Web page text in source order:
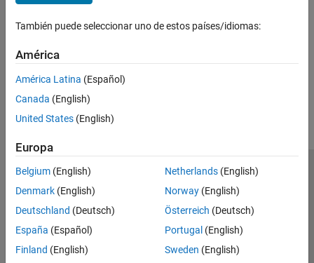
También puede seleccionar uno de estos países/idiomas:
América
América Latina (Español)
Canada (English)
United States (English)
Europa
Belgium (English)
Denmark (English)
Deutschland (Deutsch)
España (Español)
Finland (English)
Netherlands(English)
Norway(English)
Österreich (Deutsch)
Portugal (English)
Sweden (English)
Centro de confianza
Marcas comerciales
Política de privacidad
Antipiratería
Estado de las aplicaciones
Información de contacto
© 1994-2026 The MathWorks, Inc.